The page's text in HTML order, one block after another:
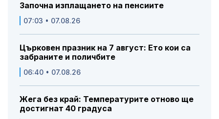
Започна изплащането на пенсиите
07:03 • 07.08.26
Църковен празник на 7 август: Ето кои са
забраните и поличбите
06:40 • 07.08.26
Жега без край: Температурите отново ще
достигнат 40 градуса